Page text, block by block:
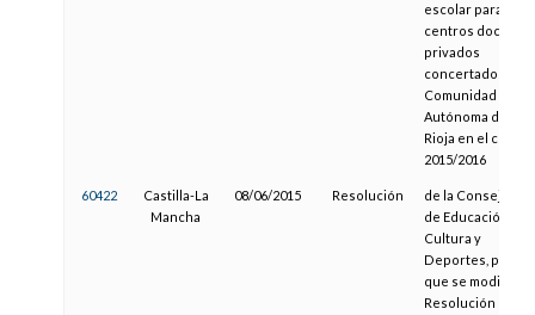
escolar para los
centros
privados
concertados de
Comunidad
Autónoma de La
Rioja en el curso
2015/2016
60422
Castilla-La
Mancha
08/06/2015 Resolución
de la Consejería
de Educación,
Cultura y
Deportes, por la
que se modifica la
Resolución de